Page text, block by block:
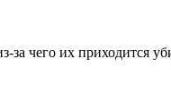
за чего их приходится